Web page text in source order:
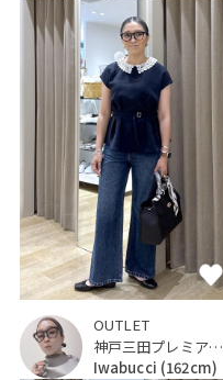
OUTLET
神戸三田プレミアム・アウトレット
Iwabucci (162cm)